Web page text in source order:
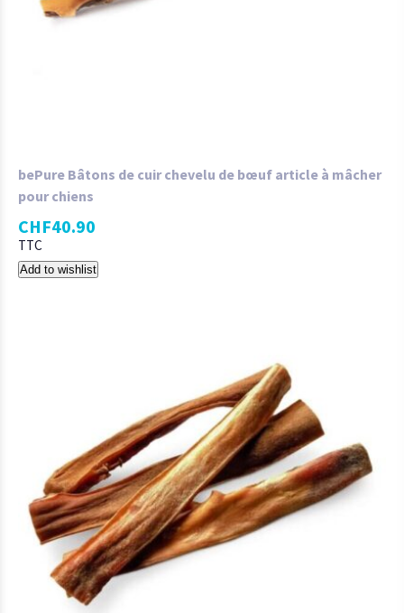
bePure Bâtons de cuir chevelu de bœuf article à mâcher
pour chiens
CHF40.90
TTC
Add to wishlist